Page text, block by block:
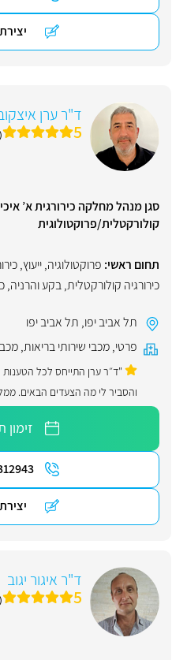
ד"ר ערן
5 ( 3 חוות דעת )
סגן מנהל מחלקה כירורגית א’
קולורקטלית/פרוקטולוגית
תחום ראשי: פרוקטולוגיה,ייעוץ,
כירורגיה קולורקטלית,בקע והרניה,
תל אביב יפו, תל אביב יפו
פרטי,מכבי שירותי בריאות,
"ד״ר ערן התייחס לכל הטענות
והסביר לי מה הצעדים הבאים.
זימון
ד"ר איגור יגוב
5 ( 14 חוות דעת )